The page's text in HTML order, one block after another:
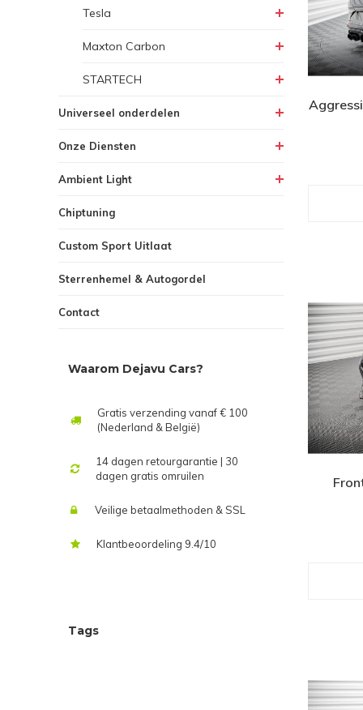
Tesla
Maxton Carbon
STARTECH
Universeel onderdelen
Onze Diensten
Ambient Light
Chiptuning
Custom Sport Uitlaat
Sterrenhemel & Autogordel
Contact
Waarom Dejavu Cars?
Gratis verzending vanaf € 100
(Nederland & België)
14 dagen retourgarantie | 30
dagen gratis omruilen
Veilige betaalmethoden & SSL
Klantbeoordeling 9.4/10
Tags